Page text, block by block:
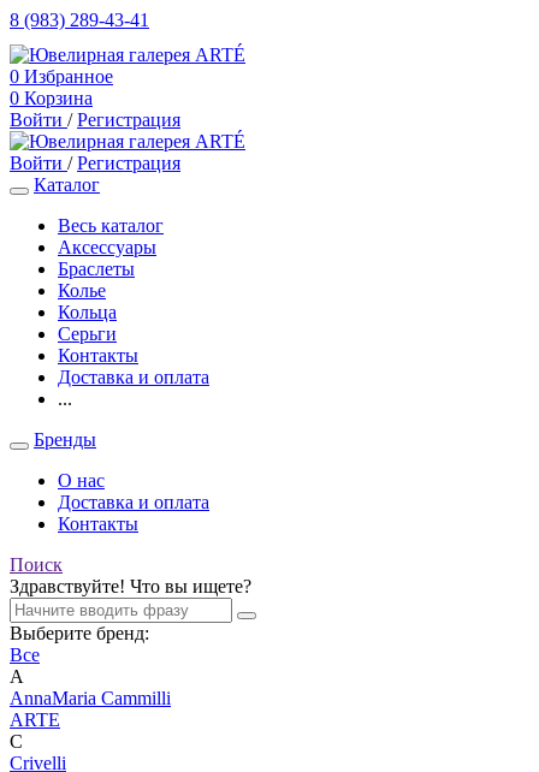
8 (983) 289-43-41
0 Избранное
0 Корзина
Войти / Регистрация
Войти / Регистрация
Каталог
Весь каталог
Аксессуары
Браслеты
Колье
Кольца
Серьги
Контакты
Доставка и оплата
...
Бренды
О нас
Доставка и оплата
Контакты
Поиск
Здравствуйте! Что вы ищете?
Выберите бренд:
Все
A
AnnaMaria Cammilli
ARTE
C
Crivelli